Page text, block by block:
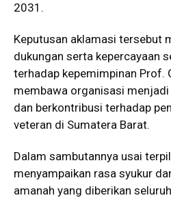
2031.
Keputusan aklamasi tersebut
dukungan serta kepercayaan
terhadap kepemimpinan Prof.
membawa organisasi
dan berkontribusi terhadap
veteran di Sumatera Barat.
Dalam sambutannya usai
menyampaikan rasa syukur
amanah yang diberikan